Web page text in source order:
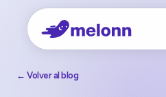
← Volver al blog